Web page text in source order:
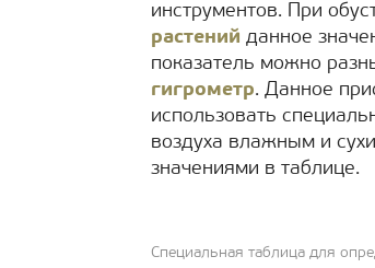
инструментов. При
растений данное
показатель можно
гигрометр. Данное
использовать
воздуха влажным и
значениями в таблице.
Специальная таблица для